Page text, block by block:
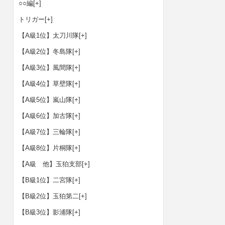
○○編[+]
トリガー [+]
【A級1位】太刀川隊[+]
【A級2位】冬島隊[+]
【A級3位】風間隊[+]
【A級4位】草壁隊[+]
【A級5位】嵐山隊[+]
【A級6位】加古隊[+]
【A級7位】三輪隊[+]
【A級8位】片桐隊[+]
【A級 他】玉狛支部[+]
【B級1位】二宮隊[+]
【B級2位】玉狛第二[+]
【B級3位】影浦隊[+]